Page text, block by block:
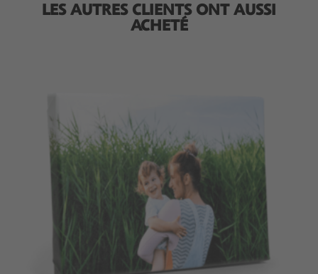
LES AUTRES CLIENTS ONT AUSSI
ACHETÉ